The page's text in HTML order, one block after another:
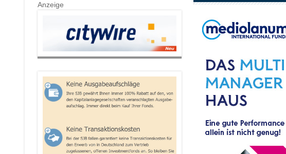
Anzeige